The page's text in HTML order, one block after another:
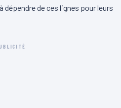
dépendre de ces lignes pour leurs